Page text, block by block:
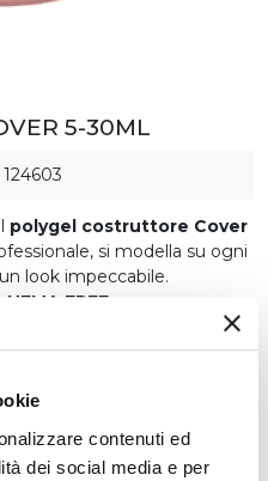
contenuti ed
dei social media e per
5-30ML
polygel costruttore Cover
si modella su ogni
look impeccabile.
FREE